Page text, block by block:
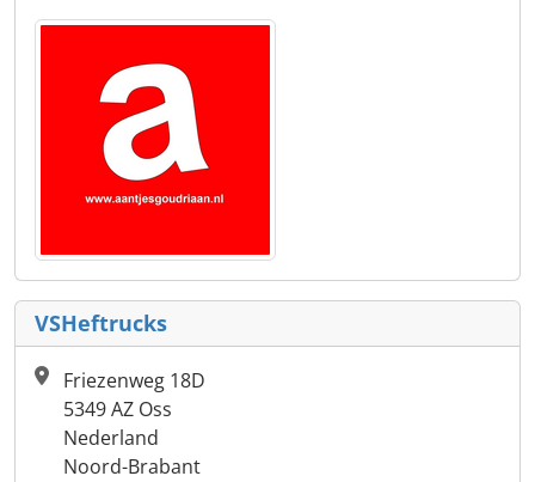
VSHeftrucks
Friezenweg 18D
5349 AZ Oss
Nederland
Noord-Brabant